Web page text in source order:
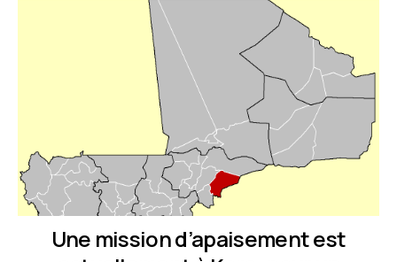
Une mission d’apaisement est